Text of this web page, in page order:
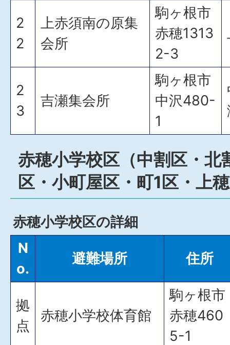
2
2
上赤須南の原集
会所
駒ヶ根市
赤穂1313
2-3
2
3
吉瀬集会所
駒ヶ根市
中沢480-
1
赤穂小学校区（中割区・北
区・小町屋区・町1区・上
赤穂小学校区の詳細
N
o.
避難場所 住所
拠
点
赤穂小学校体育館
駒ヶ根市
赤穂460
5-1